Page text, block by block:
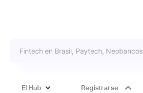
El Hub Registrarse